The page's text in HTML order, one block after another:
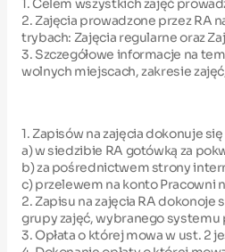
1. Celem wszystkich zajęć
2. Zajęcia prowadzone przez RA
trybach: Zajęcia regularne oraz
3. Szczegółowe informacje na
wolnych miejscach, zakresie
1. Zapisów na zajęcia dokonuje
a) w siedzibie RA gotówką za
b) za pośrednictwem strony
c) przelewem na konto Pracowni
2. Zapisu na zajęcia RA
grupy zajęć, wybranego systemu
3. Opłata o której mowa w ust. 2